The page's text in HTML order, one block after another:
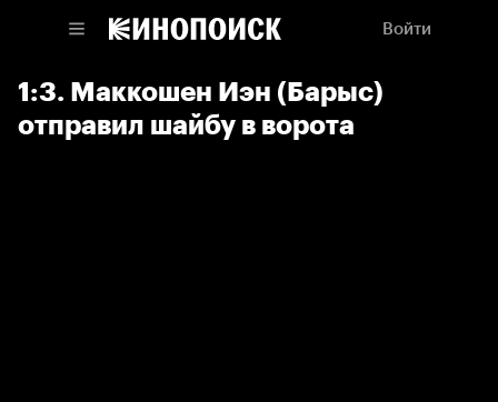
Войти
1:3. Маккошен Иэн (Барыс)
отправил шайбу в ворота